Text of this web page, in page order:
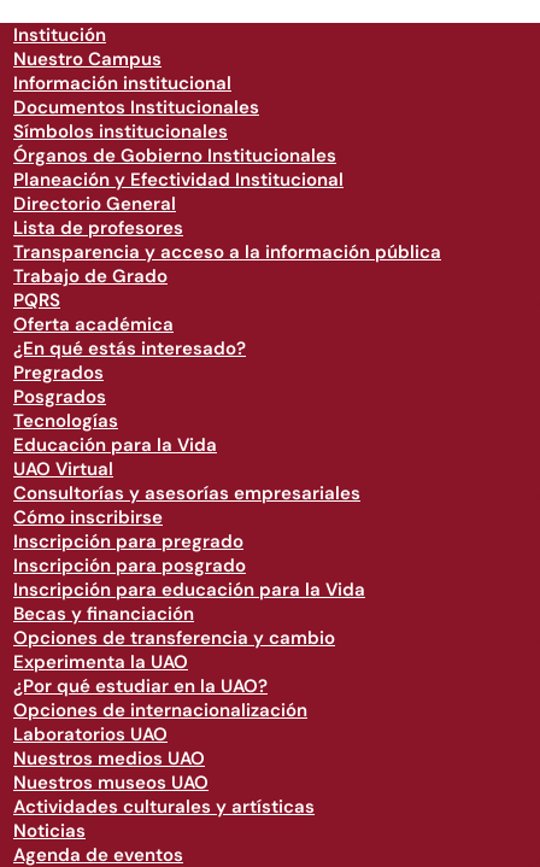
Institución
Nuestro Campus
Información institucional
Documentos Institucionales
Símbolos institucionales
Órganos de Gobierno Institucionales
Planeación y Efectividad Institucional
Directorio General
Lista de profesores
Transparencia y acceso a la información pública
Trabajo de Grado
PQRS
Oferta académica
¿En qué estás interesado?
Pregrados
Posgrados
Tecnologías
Educación para la Vida
UAO Virtual
Consultorías y asesorías empresariales
Cómo inscribirse
Inscripción para pregrado
Inscripción para posgrado
Inscripción para educación para la Vida
Becas y financiación
Opciones de transferencia y cambio
Experimenta la UAO
¿Por qué estudiar en la UAO?
Opciones de internacionalización
Laboratorios UAO
Nuestros medios UAO
Nuestros museos UAO
Actividades culturales y artísticas
Noticias
Agenda de eventos